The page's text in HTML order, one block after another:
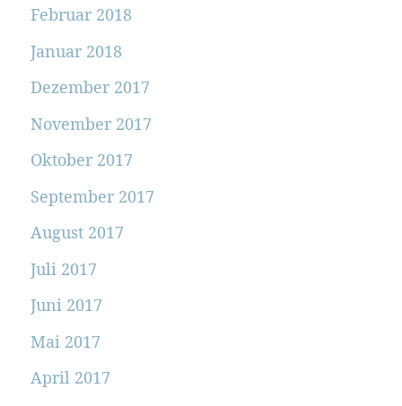
Februar 2018
Januar 2018
Dezember 2017
November 2017
Oktober 2017
September 2017
August 2017
Juli 2017
Juni 2017
Mai 2017
April 2017